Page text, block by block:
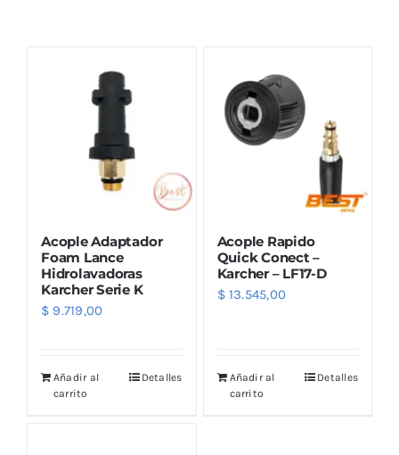
Combos
Mayorista
Marcas
Acople Adaptador
Foam Lance
Hidrolavadoras
Karcher Serie K
$ 9.719,00
Añadir al
carrito
Detalles
Acople Rapido
Quick Conect –
Karcher – LF17-D
$13.545,00
Añadir al
carrito
Detalles